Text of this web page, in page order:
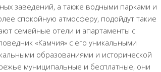
заведений, а также водными парками и
спокойную атмосферу, подойдут такие
семейные отели и апартаменты с
«Камчия» с его уникальными
образованиями и исторической
муниципальные и бесплатные, они